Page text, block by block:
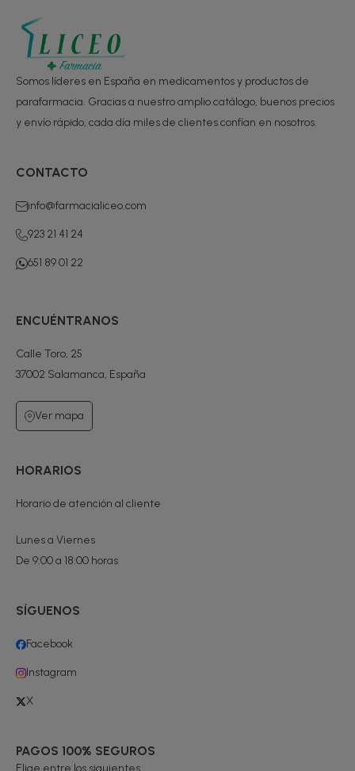
Somos líderes en España en medicamentos y productos de
parafarmacia. Gracias a nuestro amplio catálogo, buenos precios
y envío rápido, cada día miles de clientes confían en nosotros.
CONTACTO
info@farmacialiceo.com
923 21 41 24
651 89 01 22
ENCUÉNTRANOS
Calle Toro, 25
37002 Salamanca, España
Ver mapa
HORARIOS
Horario de atención al cliente
Lunes a Viernes
De 9:00 a 18:00 horas
SÍGUENOS
Facebook
Instagram
X
PAGOS 100% SEGUROS
Elige entre los siguientes